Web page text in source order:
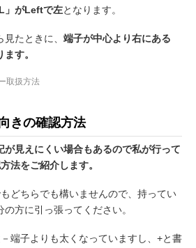
」がLeftで左となります。
たときに、 端子が中心より右にある
す。
取扱方法
きの確認方法
が見えにくい場合もあるので私が行って
法をご紹介します。
どちらでも構いませんので、持ってい
方に引っ張ってください。
－端子よりも太くなっていますし、+と書